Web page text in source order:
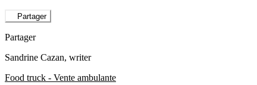
Partager
Partager
Sandrine Cazan, writer
Food truck - Vente ambulante